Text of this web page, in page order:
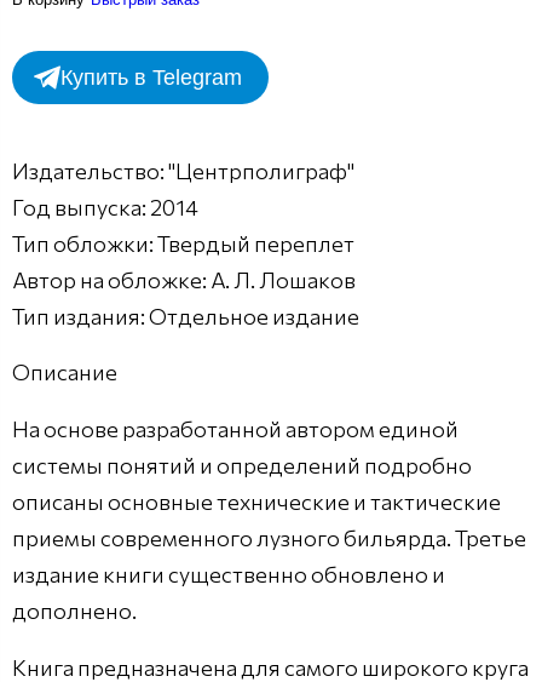
Купить в Telegram
Издательство: "Центрполиграф"
Год выпуска: 2014
Тип обложки: Твердый переплет
Автор на обложке: А. Л. Лошаков
Тип издания: Отдельное издание
Описание
На основе разработанной автором единой
системы понятий и определений подробно
описаны основные технические и тактические
приемы современного лузного бильярда. Третье
издание книги существенно обновлено и
дополнено.
Книга предназначена для самого широкого круга